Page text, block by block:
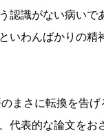
識がない病い
いわんばかりの
まさに転換を告
代表的な論文を